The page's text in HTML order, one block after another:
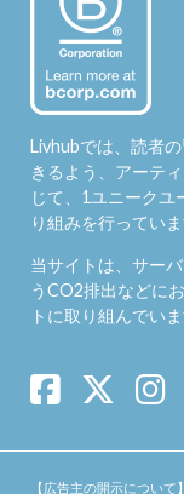
Livhubでは、読者
きるよう、アーテ
じて、1ユニーク
り組みを行っていま
当サイトは、サー
うCO2排出などに
トに取り組んでい
【広告主の開示について】